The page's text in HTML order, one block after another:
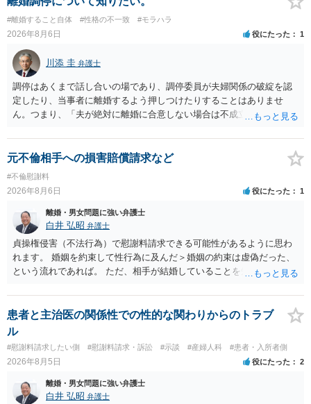
#離婚すること自体 #性格の不一致 #モラハラ
2026年8月6日 役にたった 1
川添 圭 弁護士
調停はあくまで話し合いの場であり、調停委員が夫婦関係の破綻を認
定したり、当事者に離婚するよう押しつけたりすることはありませ
ん。つまり、「夫が絶対に離婚に合意しない場合は不成立になり」、
きません。 調停段階での離婚成立を希望するなら、夫が離婚に前向き
になるような条件提示をする等、模索するほかありません（極端な話
をいえば、夫から「この条件なら離婚してもよい」として提示された
条件を全部丸呑みする、という方法しかないかもしれません）。た
だ、離婚訴訟をしたくないという考えを見透かされてしまうと、逆に
足下を見られてしまいますので、注意する必要があります。 夫が離婚
に抵抗する可能性が高いのであれば、むしろ淡々と調停不成立にして
離婚訴訟で離婚原因を主張し、判決へ持っていく方が近道であること
も少なくありません。見通し等を含め、弁護士へ相談・依頼した方が
よいと思います。
元不倫相手への損害賠償請求など
#不倫慰謝料
2026年8月6日 役にたった 1
離婚・男女問題に強い弁護士
白井 弘昭 弁護士
貞操権侵害（不法行為）で慰謝料請求できる可能性があるように思わ
れます。 婚姻を約束して性行為に及んだ＞婚姻の約束は虚偽だった、
という流れであれば。 ただ、相手が結婚していることを知って行為に
性も認められそうですので、あまり慰謝料は高額にならないように思
われます。 一度、最寄りの弁護士に相談してみてください。
患者と主治医の関係性での性的な関わりからのトラブ
ル
#慰謝料請求したい側 #慰謝料請求・訴訟 #示談 #産婦人科 #患者・入所者側
2026年8月5日 役にたった 2
離婚・男女問題に強い弁護士
白井 弘昭 弁護士